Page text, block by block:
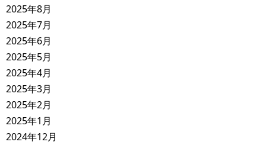
2025年8月
2025年7月
2025年6月
2025年5月
2025年4月
2025年3月
2025年2月
2025年1月
2024年12月